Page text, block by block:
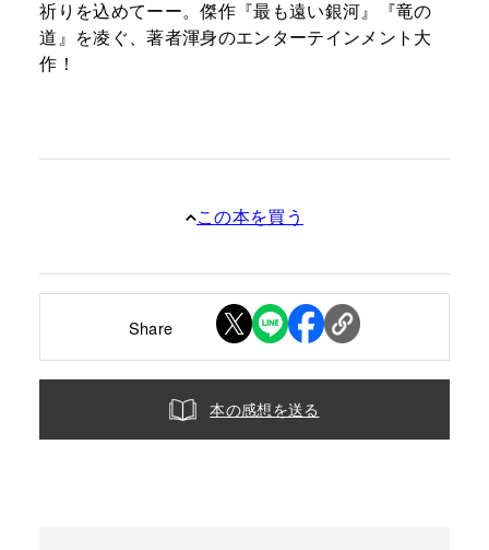
祈りを込めてーー。傑作『最も遠い銀河』『竜の
道』を凌ぐ、著者渾身のエンターテインメント大
作！
この本を買う
Share
本の感想を送る